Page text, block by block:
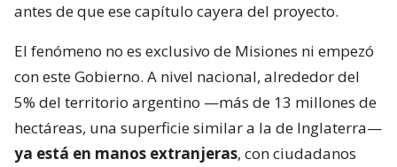
antes de que ese capítulo cayera del proyecto.
El fenómeno no es exclusivo de Misiones ni empezó
con este Gobierno. A nivel nacional, alrededor del
5% del territorio argentino —más de 13 millones de
hectáreas, una superficie similar a la de Inglaterra—
ya está en manos extranjeras, con ciudadanos